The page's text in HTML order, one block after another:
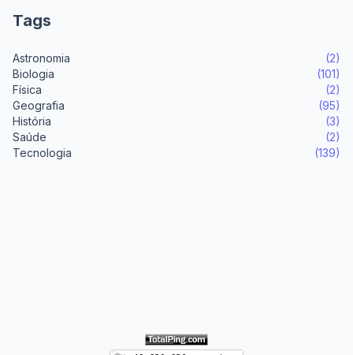
Tags
Astronomia
(2)
Biologia
(101)
Física
(2)
Geografia
(95)
História
(3)
Saúde
(2)
Tecnologia
(139)